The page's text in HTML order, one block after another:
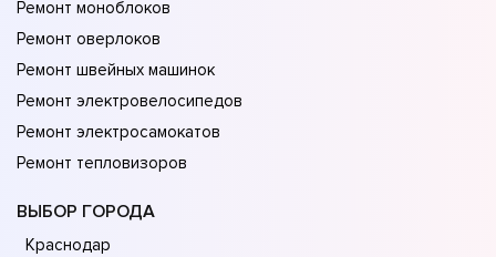
Ремонт моноблоков
Ремонт оверлоков
Ремонт швейных машинок
Ремонт электровелосипедов
Ремонт электросамокатов
Ремонт тепловизоров
ВЫБОР ГОРОДА
Краснодар